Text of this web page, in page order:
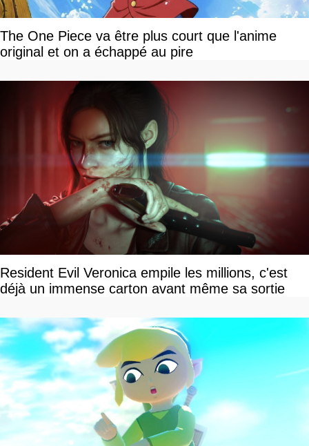
The One Piece va être plus court que l'anime
original et on a échappé au pire
Resident Evil Veronica empile les millions, c'est
déjà un immense carton avant même sa sortie